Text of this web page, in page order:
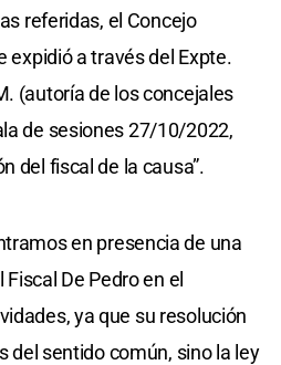
referidas, el Concejo
expidió a través del Expte.
(autoría de los concejales
de sesiones 27/10/2022,
del fiscal de la causa”.
en presencia de una
De Pedro en el
ya que su resolución
del sentido común, sino la ley